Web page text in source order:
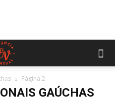
Página 2
GAÚCHAS